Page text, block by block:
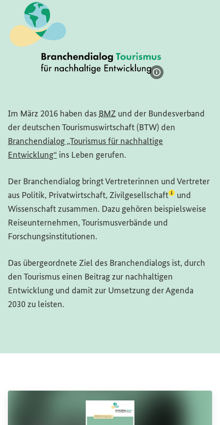
Im März 2016 haben das BMZ und der Bundesverband
der deutschen Tourismuswirtschaft (BTW) den
Branchendialog „Tourismus für nachhaltige
Entwicklung“ (Externer Link)
ins Leben gerufen.
Der Branchendialog bringt Vertreterinnen und Vertreter
aus Politik, Privatwirtschaft, Zivilgesellschaft(Lexikon-
und
Wissenschaft zusammen. Dazu gehören beispielsweise
Reiseunternehmen, Tourismusverbände und
Forschungsinstitutionen.
Das übergeordnete Ziel des Branchendialogs ist, durch
den Tourismus einen Beitrag zur nachhaltigen
Entwicklung und damit zur Umsetzung der Agenda
2030 zu leisten.